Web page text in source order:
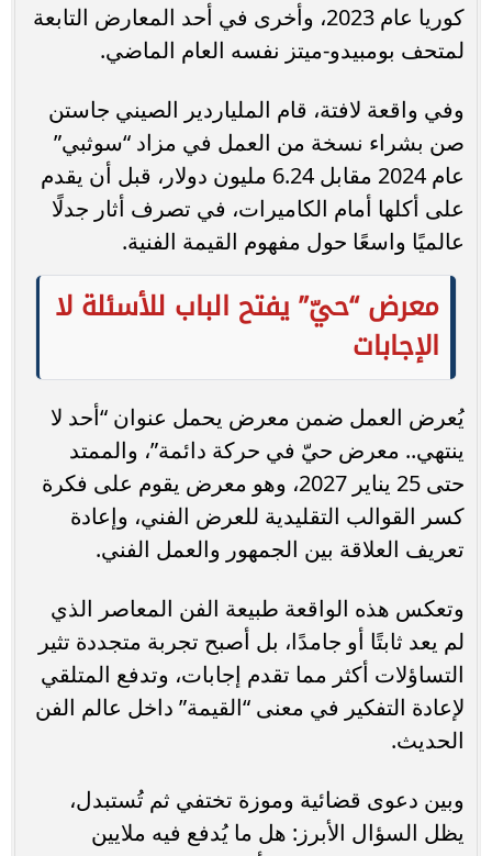
كوريا عام 2023، وأخرى في أحد المعارض التابعة
لمتحف بومبيدو-ميتز نفسه العام الماضي.
وفي واقعة لافتة، قام الملياردير الصيني جاستن
صن بشراء نسخة من العمل في مزاد “سوثبي”
عام 2024 مقابل 6.24 مليون دولار، قبل أن يقدم
على أكلها أمام الكاميرات، في تصرف أثار جدلًا
عالميًا واسعًا حول مفهوم القيمة الفنية.
معرض “حيّ” يفتح الباب للأسئلة لا
الإجابات
يُعرض العمل ضمن معرض يحمل عنوان “أحد لا
ينتهي.. معرض حيّ في حركة دائمة”، والممتد
حتى 25 يناير 2027، وهو معرض يقوم على فكرة
كسر القوالب التقليدية للعرض الفني، وإعادة
تعريف العلاقة بين الجمهور والعمل الفني.
وتعكس هذه الواقعة طبيعة الفن المعاصر الذي
لم يعد ثابتًا أو جامدًا، بل أصبح تجربة متجددة تثير
التساؤلات أكثر مما تقدم إجابات، وتدفع المتلقي
لإعادة التفكير في معنى “القيمة” داخل عالم الفن
الحديث.
وبين دعوى قضائية وموزة تختفي ثم تُستبدل،
يظل السؤال الأبرز: هل ما يُدفع فيه ملايين